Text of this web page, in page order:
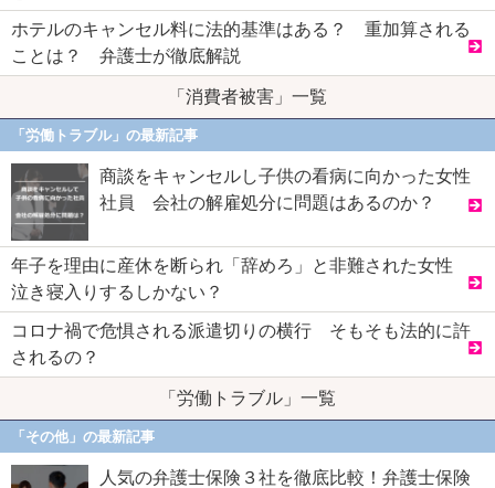
ホテルのキャンセル料に法的基準はある？ 重加算される
ことは？ 弁護士が徹底解説
「消費者被害」一覧
「労働トラブル」の最新記事
商談をキャンセルし子供の看病に向かった女性
社員 会社の解雇処分に問題はあるのか？
年子を理由に産休を断られ「辞めろ」と非難された女性
泣き寝入りするしかない？
コロナ禍で危惧される派遣切りの横行 そもそも法的に許
されるの？
「労働トラブル」一覧
「その他」の最新記事
人気の弁護士保険３社を徹底比較！弁護士保険